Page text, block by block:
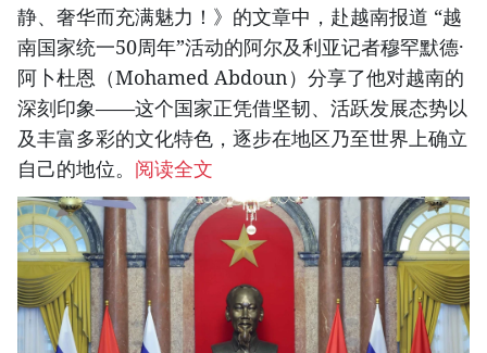
静、奢华而充满魅力！》的文章中，赴越南报道 “越
南国家统一50周年”活动的阿尔及利亚记者穆罕默德·
阿卜杜恩（Mohamed Abdoun）分享了他对越南的
深刻印象——这个国家正凭借坚韧、活跃发展态势以
及丰富多彩的文化特色，逐步在地区乃至世界上确立
自己的地位。 阅读全文